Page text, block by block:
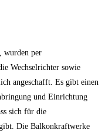
wurden per
Wechselrichter sowie
angeschafft. Es gibt einen
und Einrichtung
sich für die
Die Balkonkraftwerke